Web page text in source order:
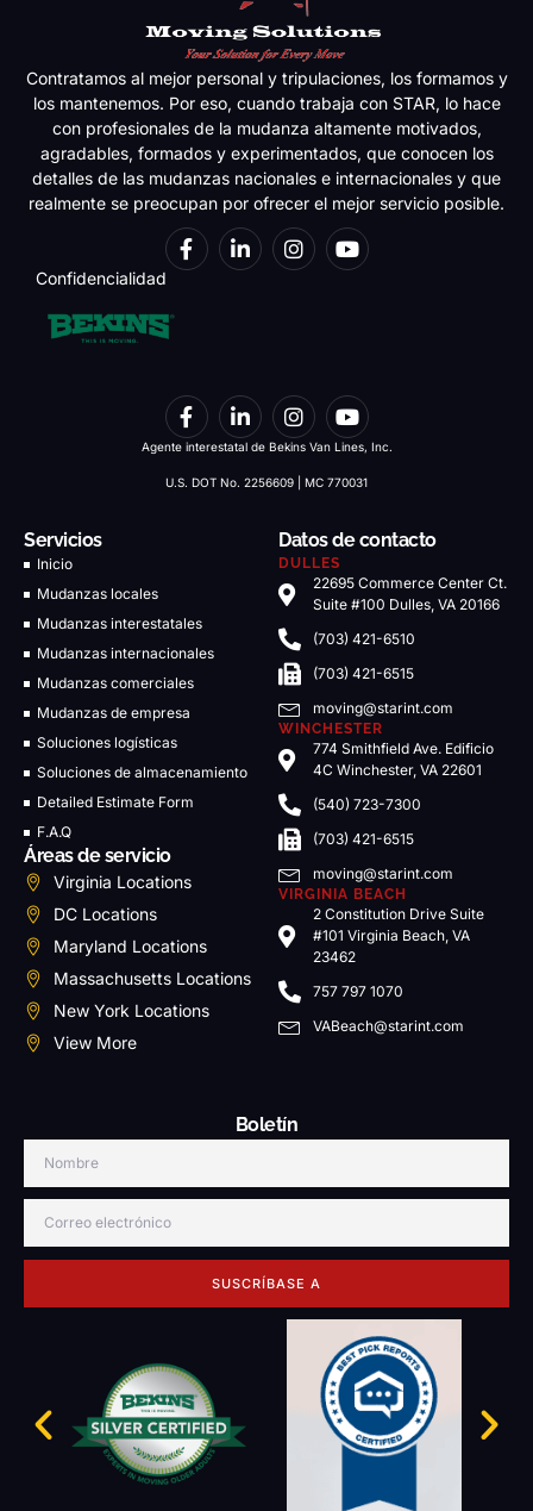
Contratamos al mejor personal y tripulaciones, los formamos y
los mantenemos. Por eso, cuando trabaja con STAR, lo hace
con profesionales de la mudanza altamente motivados,
agradables, formados y experimentados, que conocen los
detalles de las mudanzas nacionales e internacionales y que
realmente se preocupan por ofrecer el mejor servicio posible.
Confidencialidad
Agente interestatal de Bekins Van Lines, Inc.
U.S. DOT No. 2256609 | MC 770031
Servicios
Inicio
Mudanzas locales
Mudanzas interestatales
Mudanzas internacionales
Mudanzas comerciales
Mudanzas de empresa
Soluciones logísticas
Soluciones de almacenamiento
Detailed Estimate Form
F.A.Q
Áreas de servicio
Virginia Locations
DC Locations
Maryland Locations
Massachusetts Locations
New York Locations
View More
Datos de contacto
DULLES
22695 Commerce Center Ct.
Suite #100 Dulles, VA 20166
(703) 421-6510
(703) 421-6515
moving@starint.com
WINCHESTER
774 Smithfield Ave. Edificio
4C Winchester, VA 22601
(540) 723-7300
(703) 421-6515
moving@starint.com
VIRGINIA BEACH
2 Constitution Drive Suite
#101 Virginia Beach, VA
23462
757 797 1070
VABeach@starint.com
Boletín
SUSCRÍBASE A